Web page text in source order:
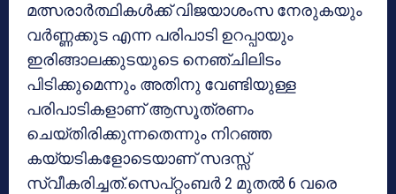
മത്സരാർത്ഥികൾക്ക് വിജയാശംസ നേരുകയും
വർണ്ണക്കുട എന്ന പരിപാടി ഉറപ്പായും
ഇരിങ്ങാലക്കുടയുടെ നെഞ്ചിലിടം
പിടിക്കുമെന്നും അതിനു വേണ്ടിയുള്ള
പരിപാടികളാണ് ആസൂത്രണം
ചെയ്തിരിക്കുന്നതെന്നും നിറഞ്ഞ
കയ്യടികളോടെയാണ് സദസ്സ്
സ്വീകരിച്ചത്.സെപ്റ്റംബർ 2 മുതൽ 6 വരെ